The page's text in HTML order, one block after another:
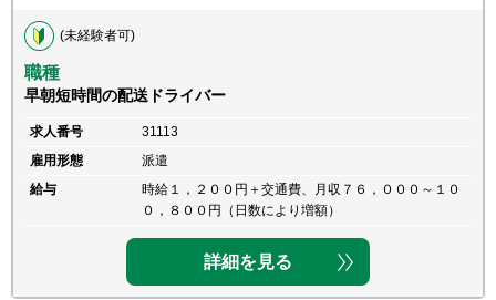
(未経験者可)
職種
早朝短時間の配送ドライバー
求人番号
31113
雇用形態
派遣
給与
時給１，２００円＋交通費、月収７６，０００～１０
０，８００円（日数により増額）
詳細を見る